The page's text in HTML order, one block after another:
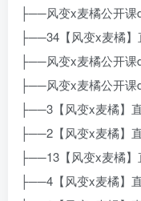
├──风变x麦橘公开课
├──34【风变x麦橘
├──风变x麦橘公开课
├──风变x麦橘公开课
├──3【风变x麦橘】
├──2【风变x麦橘】
├──13【风变x麦橘
├──4【风变x麦橘】